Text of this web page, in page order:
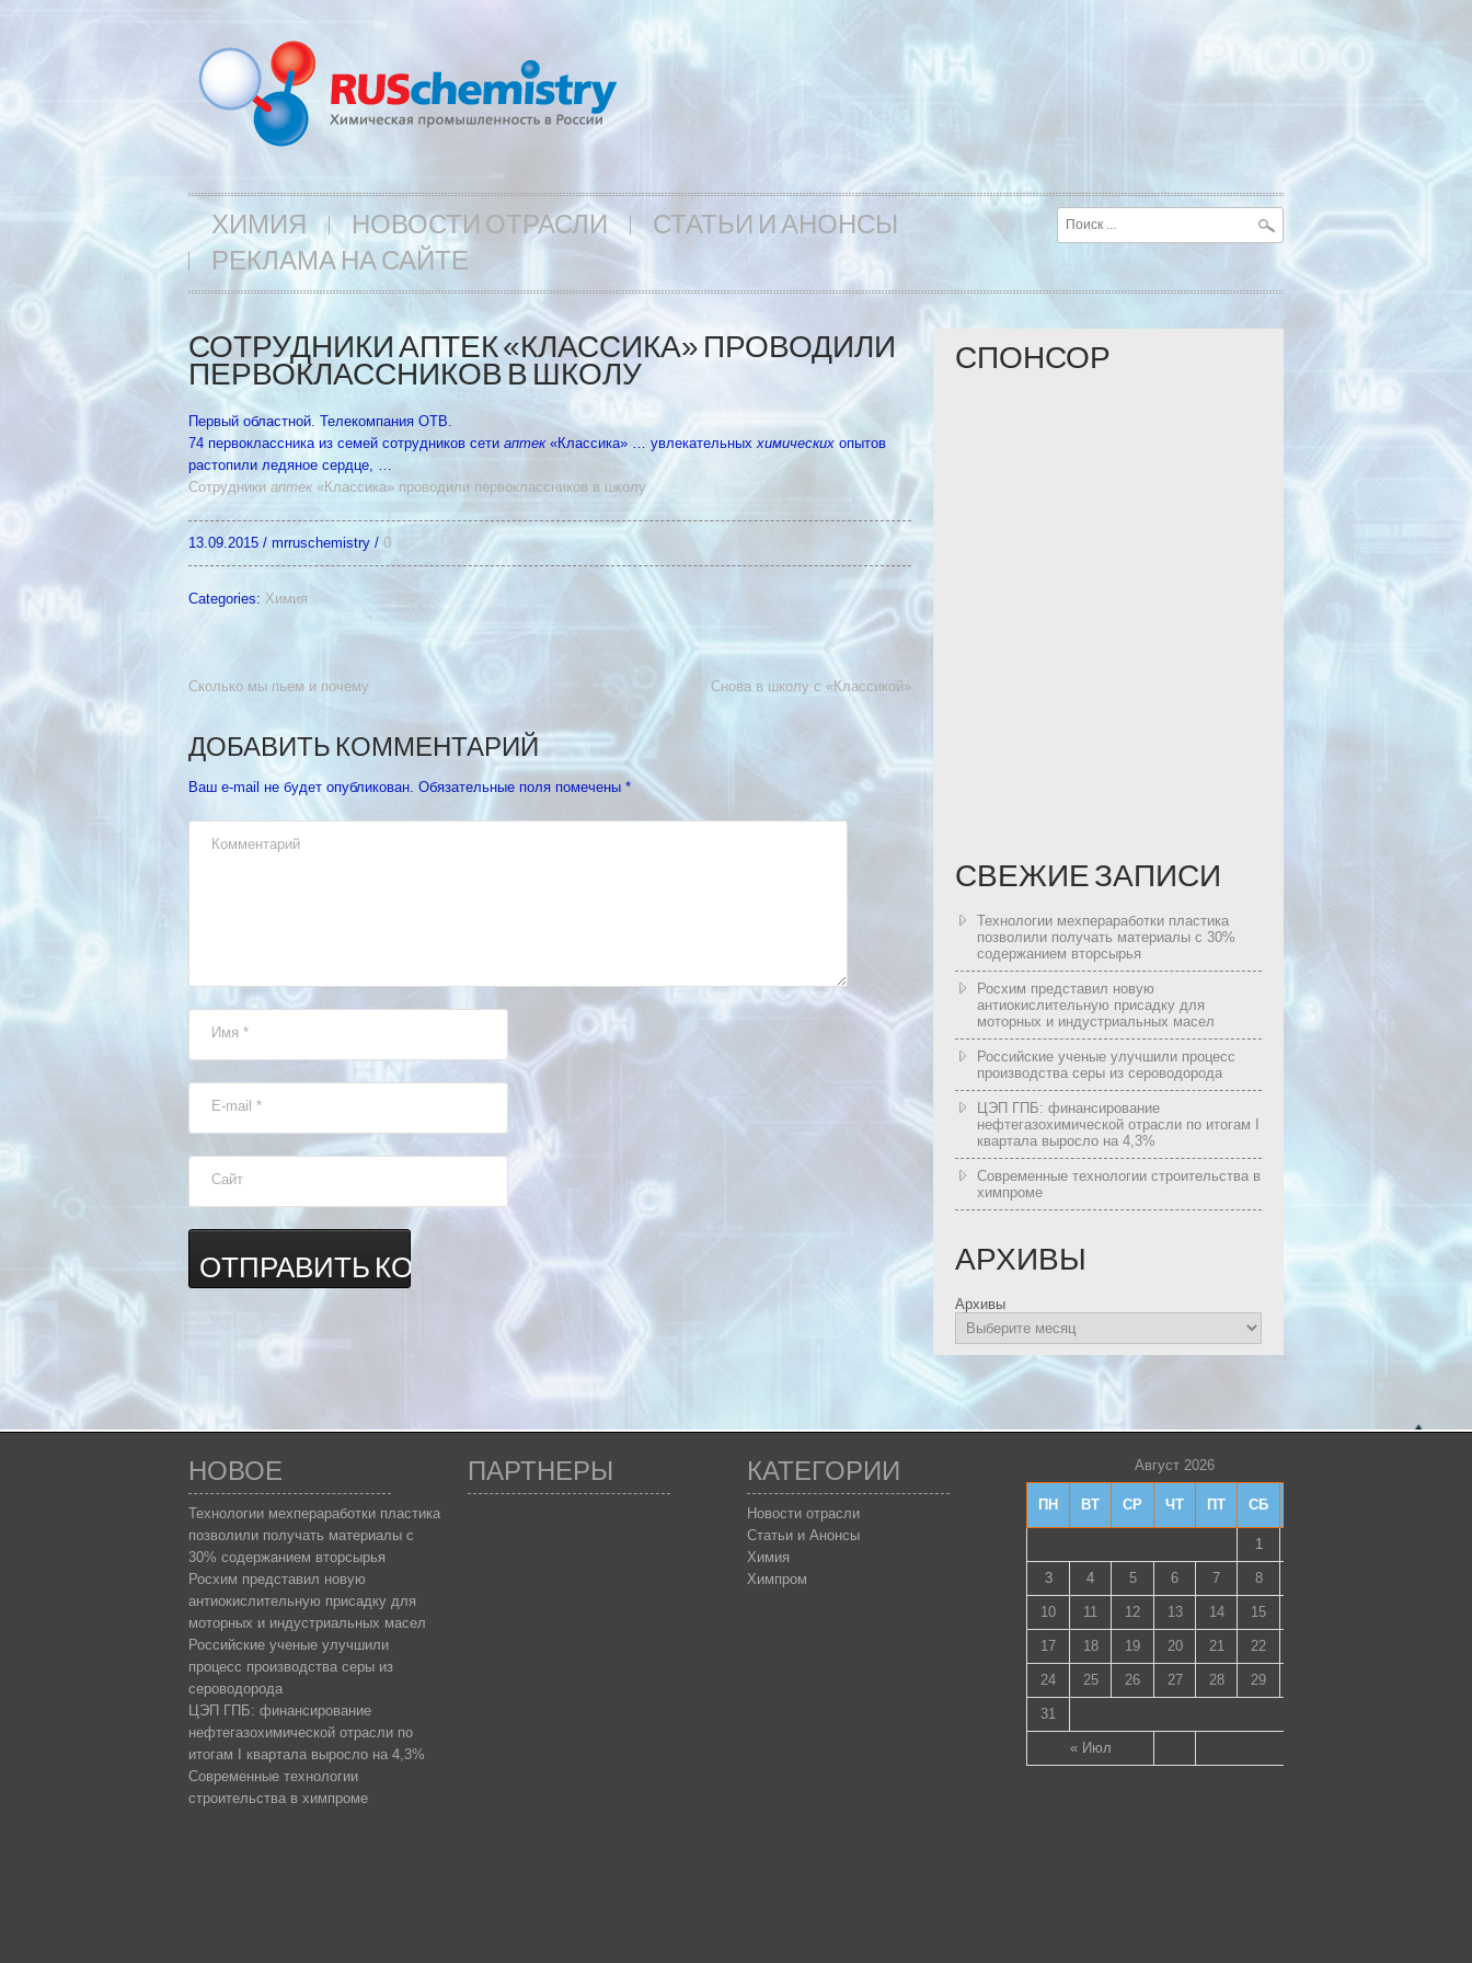
ХИМИЯ НОВОСТИ ОТРАСЛИ
СТАТЬИ И АНОНСЫ
РЕКЛАМА НА САЙТЕ
СОТРУДНИКИ АПТЕК «КЛАССИКА» ПРОВОДИЛИ
ПЕРВОКЛАССНИКОВ В ШКОЛУ
Первый областной. Телекомпания ОТВ.
74 первоклассника из семей сотрудников сети аптек«Классика» … увлекательныххимических опытов
растопили ледяное сердце, …
Сотрудники аптек «Классика» проводили первоклассников в школу
13.09.2015 / mrruschemistry / 0
Categories: Химия
Сколько мы пьем и почему Снова в школу с «Классикой»
ДОБАВИТЬ КОММЕНТАРИЙ
Ваш e-mail не будет опубликован. Обязательные поля помечены *
Комментарий
Имя *
E-mail *
Сайт
СПОНСОР
СВЕЖИЕ ЗАПИСИ
Технологии мехпераработки пластика
позволили получать материалы с 30%
содержанием вторсырья
Росхим представил новую
антиокислительную присадку для
моторных и индустриальных масел
Российские ученые улучшили процесс
производства серы из сероводорода
ЦЭП ГПБ: финансирование
нефтегазохимической отрасли по итогам I
квартала выросло на 4,3%
Современные технологии строительства в
химпроме
АРХИВЫ
Архивы
НОВОЕ
Технологии мехпераработки пластика
позволили получать материалы с
30% содержанием вторсырья
Росхим представил новую
антиокислительную присадку для
моторных и индустриальных масел
Российские ученые улучшили
процесс производства серы из
сероводорода
ЦЭП ГПБ: финансирование
нефтегазохимической отрасли по
итогам I квартала выросло на 4,3%
Современные технологии
строительства в химпроме
ПАРТНЕРЫ КАТЕГОРИИ
Новости отрасли
Статьи и Анонсы
Химия
Химпром
Август 2026
ПН ВТ СР ЧТ ПТ СБ
« Июл
1
3 4 5 6 7 8
10 11 12 13 14 15
17 18 19 20 21 22
24 25 26 27 28 29
31